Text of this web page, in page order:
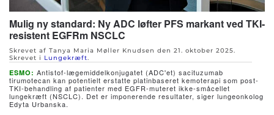
Mulig ny standard: Ny ADC løfter PFS markant ved TKI-
resistent EGFRm NSCLC
Skrevet af Tanya Maria Møller Knudsen den 21. oktober 2025.
Skrevet i Lungekræft.
ESMO: Antistof-lægemiddelkonjugatet (ADC'et) sacituzumab
tirumotecan kan potentielt erstatte platinbaseret kemoterapi som post-
TKI-behandling af patienter med EGFR-muteret ikke-småcellet
lungekræft (NSCLC). Det er imponerende resultater, siger lungeonkolog
Edyta Urbanska.